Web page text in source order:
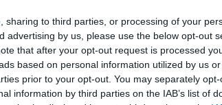
sharing to third parties, or processing of your
advertising by us, please use the below opt-out
that after your opt-out request is processed
based on personal information utilized by us
prior to your opt-out. You may separately
information by third parties on the IAB’s list of
egy idézet belőle a közösségi
egyik jellemzője,
amelyek egyszerűen